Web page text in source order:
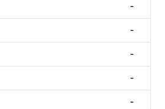
-
-
-
-
-